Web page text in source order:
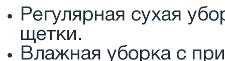
Регулярная сухая
щетки.
Влажная уборка с